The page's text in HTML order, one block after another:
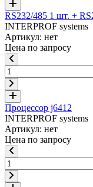
RS232/485 1 шт. +
INTERPROF systems
Артикул: нет
Цена по запросу
Процессор j6412
INTERPROF systems
Артикул: нет
Цена по запросу